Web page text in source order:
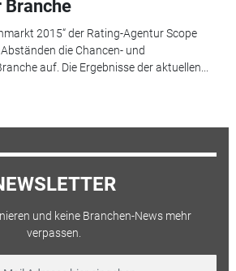
Branche
2015“ der Rating-Agentur Scope
die Chancen- und
auf. Die Ergebnisse der aktuellen...
und keine Branchen-News mehr
verpassen.